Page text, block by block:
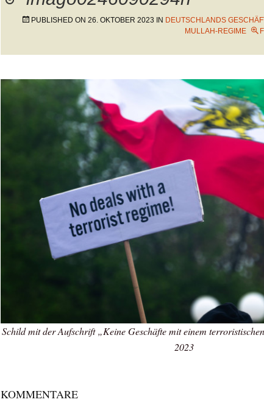
PUBLISHED ON 26. OKTOBER 2023 IN DEUTSCHLANDS
MULLAH-REGIME
Schild mit der Aufschrift „Keine Geschäfte mit einem
2023
KOMMENTARE